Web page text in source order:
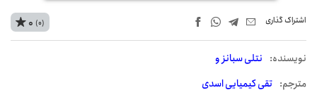
اشتراک‌ گذاری
نويسنده: نتلی سبانز و
مترجم: تقی کیمیایی اسدی
0 (0)